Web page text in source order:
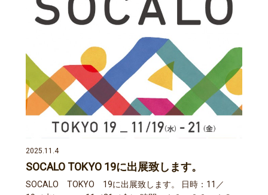
2025.11.4
SOCALO TOKYO 19に出展致します。
SOCALO TOKYO 19に出展致します。 日時：11／